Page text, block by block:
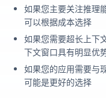
如果您主要关注推理
可以根据成本选择
如果您需要超长上下
下文窗口具有明显优
如果您的应用需要与
可能是更好的选择